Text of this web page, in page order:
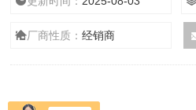
启动 SSP 至关重要，因为它可以验
它对电机磁铁状态进行自动控制。该
法发挥作用至关重要。自动调谐它自
厂商性质：经销商